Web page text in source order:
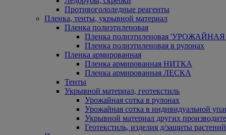
Противогололедные реагенты
Пленка, тенты, укрывной материал
Пленка полиэтиленовая
Пленка полиэтиленовая 'УРОЖАЙНАЯ
Пленка полиэтиленовая в рулонах
Пленка армированная
Пленка армированная НИТКА
Пленка армированная ЛЕСКА
Тенты
Укрывной материал, геотекстиль
Урожайная сотка в рулонах
Урожайная сотка в индивидуальной
Укрывной материал других
Геотекстиль, изделия д/защиты растений